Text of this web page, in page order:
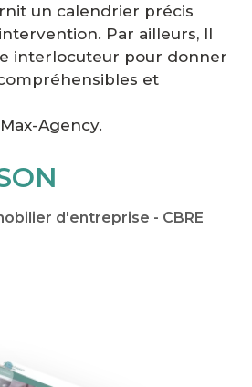
un calendrier précis
Par ailleurs, Il
interlocuteur pour donner
et
Agency.
d'entreprise - CBRE